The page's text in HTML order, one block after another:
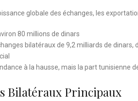
globale des échanges, les
80 millions de dinars
bilatéraux de 9,2 milliards de
à la hausse, mais la part tunisienne
Bilatéraux Principaux